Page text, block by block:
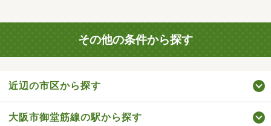
その他の条件から探す
近辺の市区から探す
大阪市御堂筋線の駅から探す